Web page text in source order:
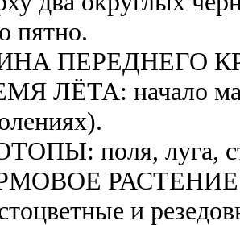
пятно.
ПЕРЕДНЕГО
ЛЁТА: начало
поля, луга,
РАСТЕНИЕ
и